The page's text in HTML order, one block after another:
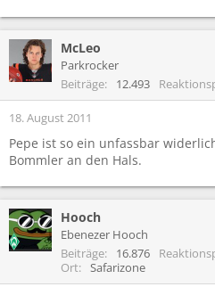
McLeo
Parkrocker
Beiträge
12.493
18. August 2011
Pepe ist so ein unfassbar
Bommler an den Hals.
Hooch
Ebenezer Hooch
Beiträge
16.876
Ort
Safarizone